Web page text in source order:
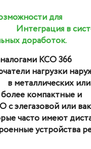
для
Интеграция в
доработок.
КСО 366
нагрузки
в металлических
более компактные и
с элегазовой или
часто имеют
устройства